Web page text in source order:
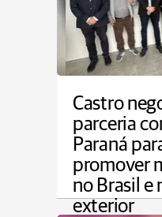
Castro
parceria
Paraná
promover
no Brasil e
exterior